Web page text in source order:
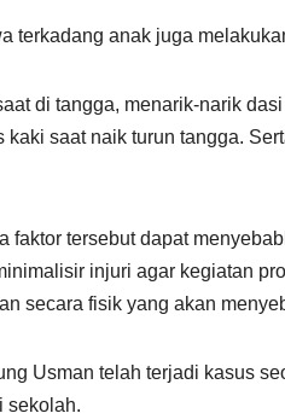
terkadang anak juga
di tangga, menarik-narik
saat naik turun tangga.
faktor tersebut dapat
injuri agar kegiatan
secara fisik yang akan
Usman telah terjadi kasus
sekolah.